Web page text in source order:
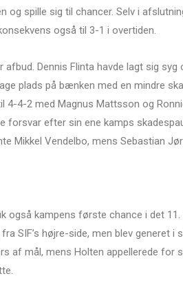
spille sig til chancer. Selv i
også til 3-1 i overtiden.
Dennis Flinta havde lagt sig syg
plads på bænken med en mindre
4-2 med Magnus Mattsson og
forsvar efter sin ene kamps
Mikkel Vendelbo, mens Sebastian
også kampens første chance i det
SIF’s højre-side, men blev generet i
af mål, mens Holten appellerede for